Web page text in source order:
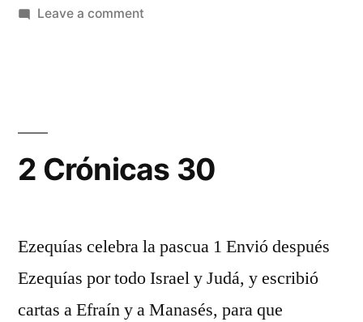
by
Leave a commenton
2 Crónicas 30
Ezequías celebra la pascua 1 Envió después
Ezequías por todo Israel y Judá, y escribió
cartas a Efraín y a Manasés, para que